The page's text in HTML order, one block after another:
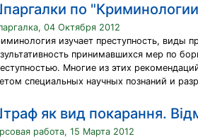
по
04 Октября 2012
изучает преступность, виды
принимавшихся мер по
Многие из этих
специальных научных познаний и
як вид покарання.
работа, 15 Марта 2012